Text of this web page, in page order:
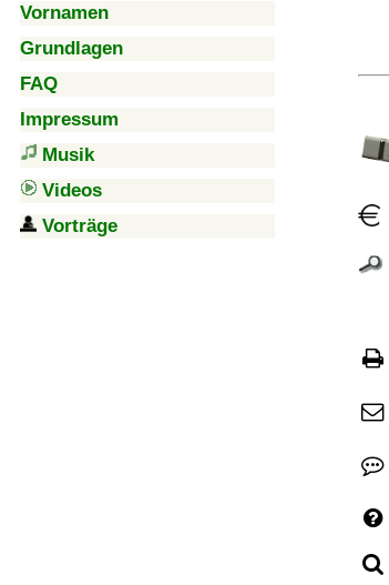
Vornamen
Grundlagen
FAQ
Impressum
Musik
Videos
Vorträge